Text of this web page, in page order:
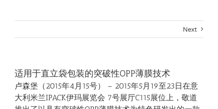
Next
适用于直立袋包装的突破性OPP薄膜技术
卢森堡（2015年4月15号） – 2015年5月19至23日在意
大利米兰IPACK伊玛展览会 7号展厅C115展位上，敬道